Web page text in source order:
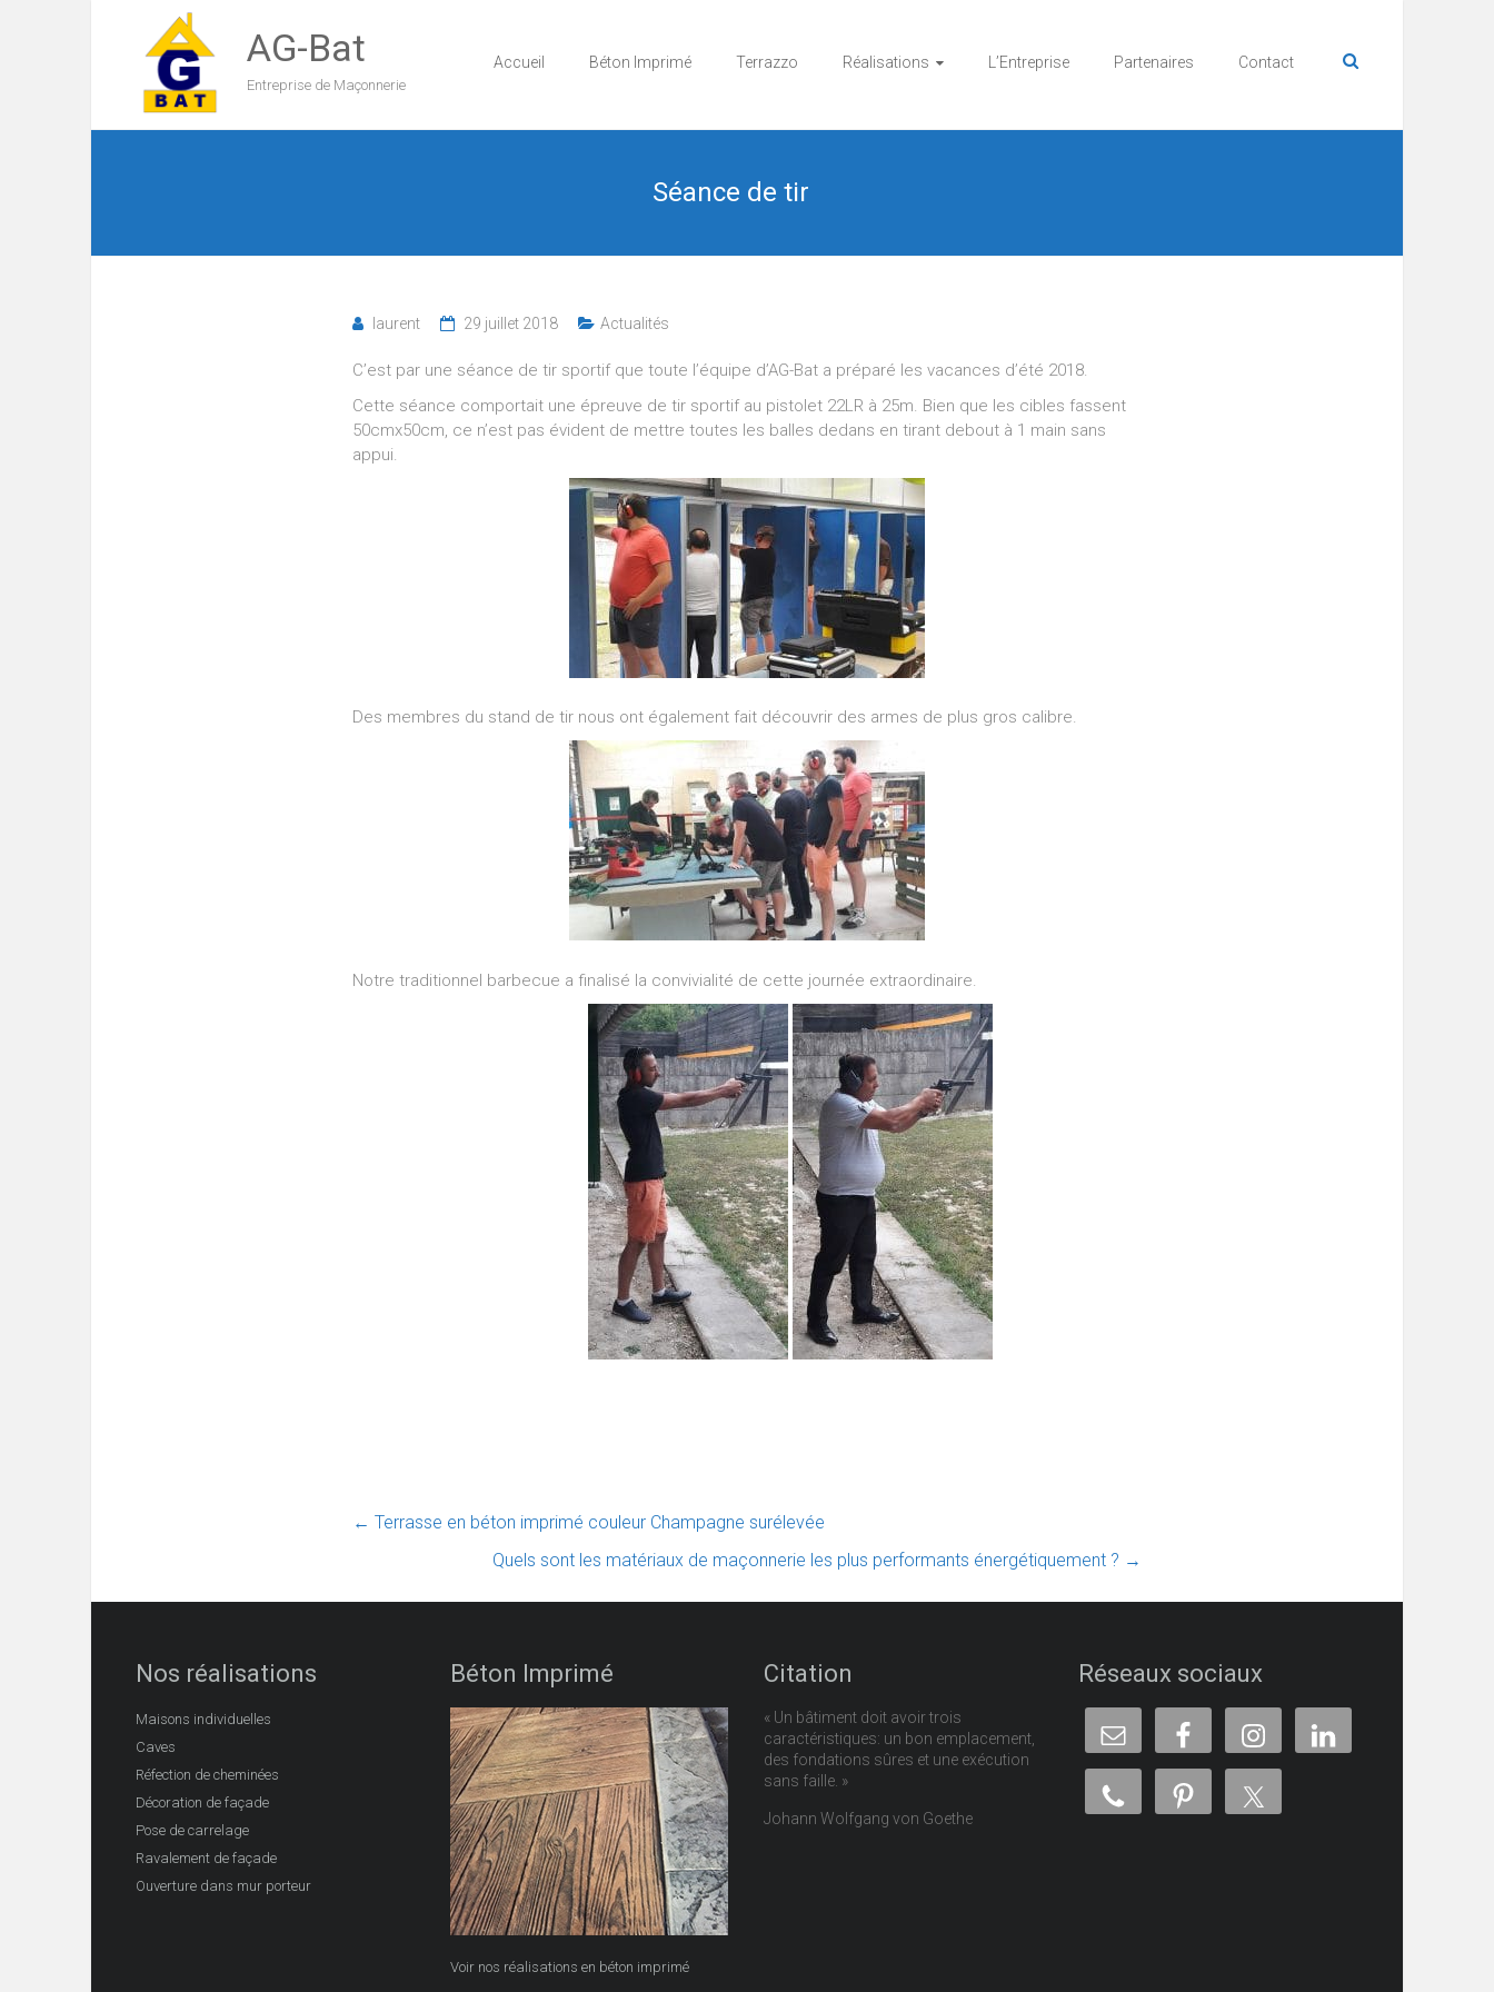
AG-Bat
Entreprise de Maçonnerie
Accueil Béton Imprimé Terrazzo Réalisations L’Entreprise Partenaires Contact
Séance de tir
laurent 29 juillet 2018 Actualités
C’est par une séance de tir sportif que toute l’équipe d’AG-Bat a préparé les vacances d’été 2018.
Cette séance comportait une épreuve de tir sportif au pistolet 22LR à 25m. Bien que les cibles fassent
50cmx50cm, ce n’est pas évident de mettre toutes les balles dedans en tirant debout à 1 main sans
appui.
Des membres du stand de tir nous ont également fait découvrir des armes de plus gros calibre.
Notre traditionnel barbecue a finalisé la convivialité de cette journée extraordinaire.
← Terrasse en béton imprimé couleur Champagne surélevée
Quels sont les matériaux de maçonnerie les plus performants énergétiquement ? →
Nos réalisations
Maisons individuelles
Caves
Réfection de cheminées
Décoration de façade
Pose de carrelage
Ravalement de façade
Ouverture dans mur porteur
Béton Imprimé
Voir nos réalisations en béton imprimé
Citation
« Un bâtiment doit avoir trois
caractéristiques: un bon emplacement,
des fondations sûres et une exécution
sans faille. »
Johann Wolfgang von Goethe
Réseaux sociaux